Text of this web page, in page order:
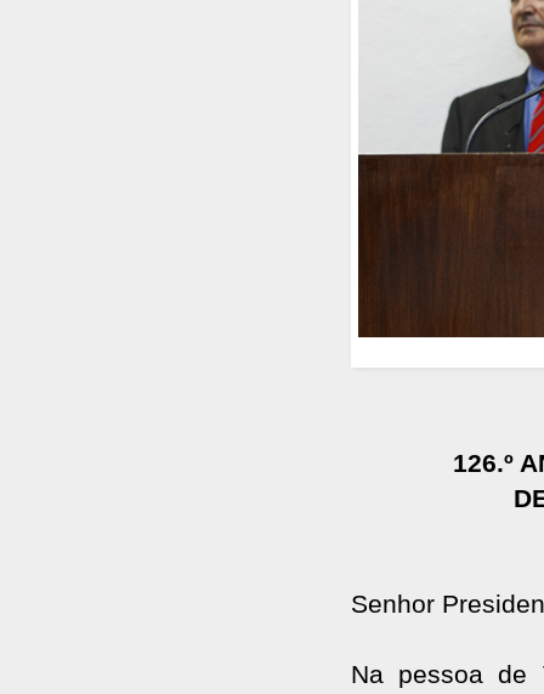
126.º
Senhor
Na pessoa de